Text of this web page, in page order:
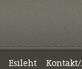
Esileht